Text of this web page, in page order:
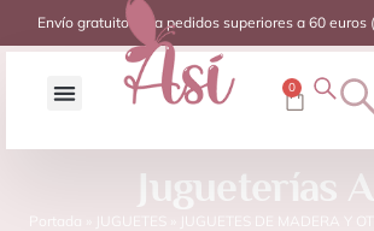
Envío gratuito para pedidos superiores a 60 euros
0
Jugueterías
Portada JUGUETES JUGUETES DE MADERA Y